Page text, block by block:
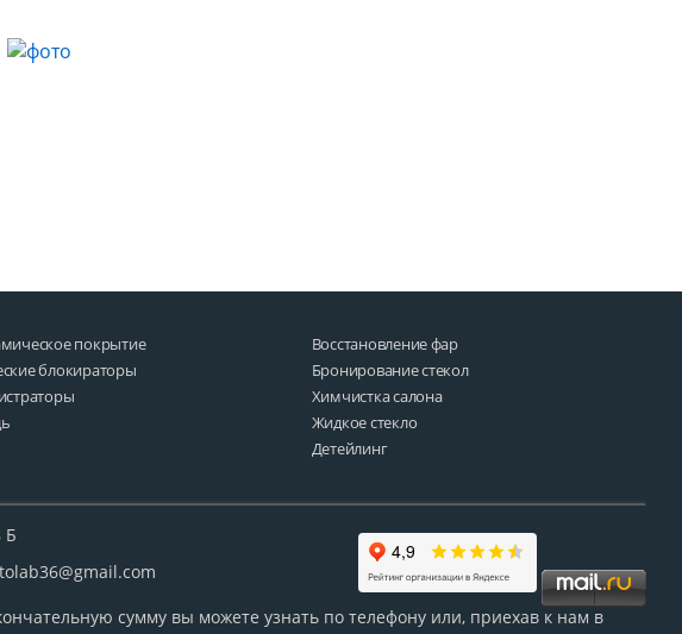
покрытие
блокираторы
Восстановление фар
Бронирование стекол
Химчистка салона
Жидкое стекло
Детейлинг
Б
сумму вы можете узнать по телефону или, приехав к нам в